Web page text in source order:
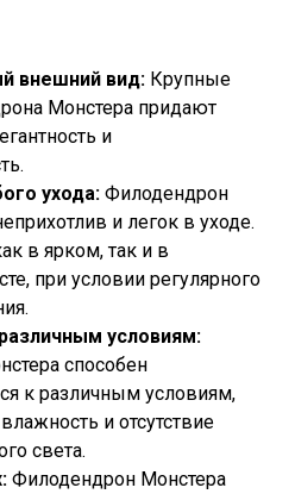
внешний вид: Крупные
Монстера придают
и
ухода: Филодендрон
и легок в уходе.
в ярком, так и в
при условии регулярного
условиям:
способен
к различным условиям,
и отсутствие
света.
Филодендрон Монстера